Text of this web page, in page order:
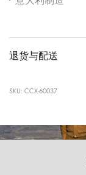
退货与配送
SKU: CCX-60037